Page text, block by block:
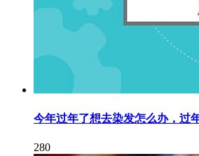
今年过年了想去染发怎么办，过
280